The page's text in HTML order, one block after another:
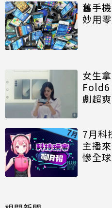
舊手
妙用
女生
Fold6
劇超
7月科
主播
慘全